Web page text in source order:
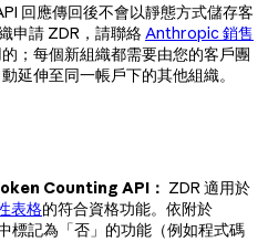
回應傳回後不會以靜態方式儲存客
申請 ZDR，請聯絡 Anthropic 銷售
；每個新組織都需要由您的客戶團
延伸至同一帳戶下的其他組織。
Counting API： ZDR 適用於
表格的符合資格功能。依附於
標記為「否」的功能（例如程式碼